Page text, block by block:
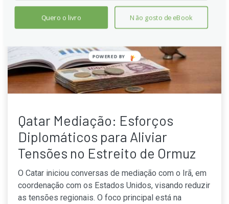
Qatar Mediação: Esforços
Diplomáticos para Aliviar
Tensões no Estreito de Ormuz
O Catar iniciou conversas de mediação com o Irã, em
coordenação com os Estados Unidos, visando reduzir
as tensões regionais. O foco principal está na
Quero o livro Não gosto de eBook
POWERED
BY